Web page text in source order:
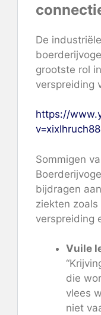
De
grootste rol
verspreiding
https://
v=xixlhruch88
Sommigen
bijdragen
ziekten
verspreiding
Vuile
die
vlees
niet